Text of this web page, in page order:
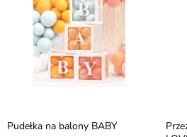
Pudełka na balony BABY